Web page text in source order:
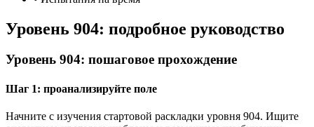
Уровень 904: подробное руководство
Уровень 904: пошаговое прохождение
Шаг 1: проанализируйте поле
Начните с изучения стартовой раскладки уровня 904. Ищите